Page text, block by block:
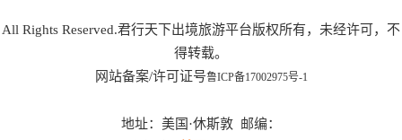
All Rights Reserved.君行天下出境旅游平台版权所有，未经许可，不
得转载。
网站备案/许可证号鲁ICP备17002975号-1
地址：美国·休斯敦 邮编：